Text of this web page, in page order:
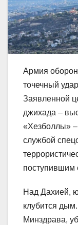
Армия
точечный
Заявленной
джихада –
«Хезболлы»
службой
поступившим
Над Дахией,
клубится
Минздрава,